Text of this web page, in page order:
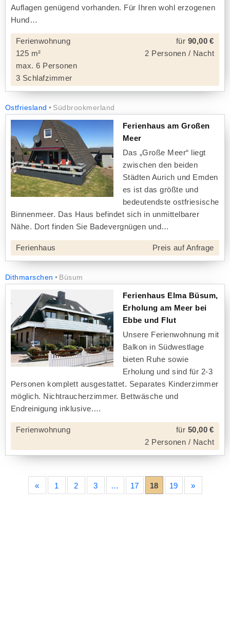
Auflagen genügend vorhanden. Für Ihren wohl erzogenen
Hund
Ferienwohnung
125 m²
max. 6 Personen
3 Schlafzimmer
für 90,00 €
2 Personen / Nacht
Ostfriesland Südbrookmerland
Ferienhaus am Großen
Meer
Das „Große Meer“ liegt
zwischen den beiden
Städten Aurich und Emden
es ist das größte und
bedeutendste ostfriesische
Binnenmeer. Das Haus befindet sich in unmittelbarer
Nähe. Dort finden Sie Badevergnügen und
Ferienhaus Preis auf Anfrage
Dithmarschen Büsum
Ferienhaus Elma Büsum,
Erholung am Meer bei
Ebbe und Flut
Unsere Ferienwohnung mit
Balkon in Südwestlage
bieten Ruhe sowie
Erholung und sind für 2-3
Personen komplett ausgestattet. Separates Kinderzimmer
möglich. Nichtraucherzimmer. Bettwäsche und
Endreinigung inklusive.
Ferienwohnung für 50,00 €
2 Personen / Nacht
« 1 2 3 … 17 18 19 »